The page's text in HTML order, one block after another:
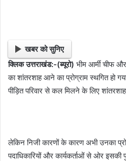
m
a
खबर को सुनिए
क्लिक उत्तराखंड:-(ब्यूरो) भीम आर्मी चीफ
का शांतरशाह आने का प्रोग्राम स्थगित हो
पीड़ित परिवार से कल मिलने के लिए
लेकिन निजी कारणों के कारण अभी उनका
पदाधिकारियों और कार्यकर्ताओं से ओर इसकी